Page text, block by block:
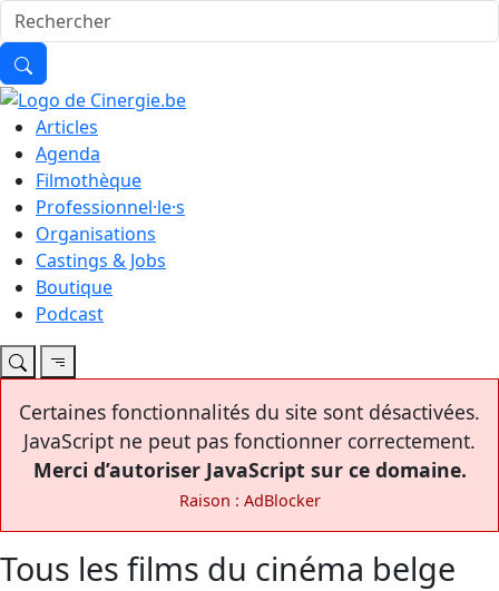
Articles
Agenda
Filmothèque
Professionnel·le·s
Organisations
Castings & Jobs
Boutique
Podcast
Certaines fonctionnalités du site sont désactivées.
JavaScript ne peut pas fonctionner correctement.
Merci d’autoriser JavaScript sur ce domaine.
Raison : AdBlocker
Tous les films du cinéma belge